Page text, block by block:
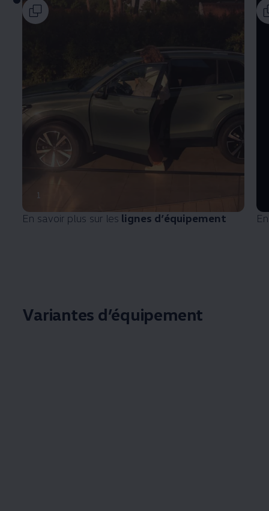
1
En savoir plus sur les lignes d’équipement
Variantes d’équipement